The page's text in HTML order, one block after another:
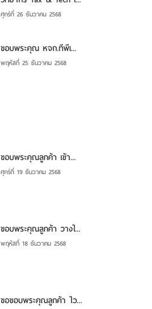
ศุกร์ที่ 26 ธันวาคม 2568
ขอบพระคุณ หจก.ทีพีเ...
พฤหัสที่ 25 ธันวาคม 2568
ขอบพระคุณลูกค้า เข้า...
ศุกร์ที่ 19 ธันวาคม 2568
ขอบพระคุณลูกค้า วางใ...
พฤหัสที่ 18 ธันวาคม 2568
ขอขอบพระคุณลูกค้า ไว...